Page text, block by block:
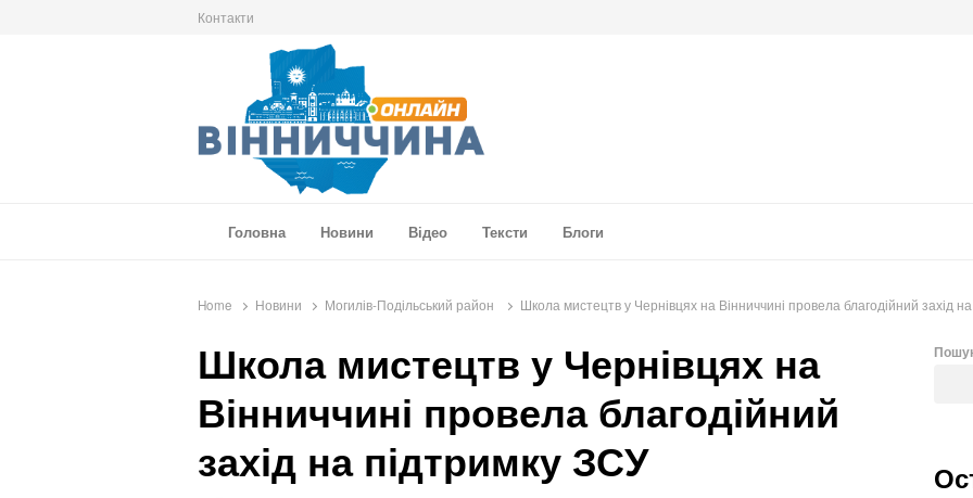
Контакти
Головна
Новини Відео Тексти Блоги
Home Новини Могилів-Подільський район Школа мистецтв у Чернівцях на Вінниччині провела благодійний захід
Школа мистецтв у Чернівцях на
Вінниччині провела благодійний
захід на підтримку ЗСУ